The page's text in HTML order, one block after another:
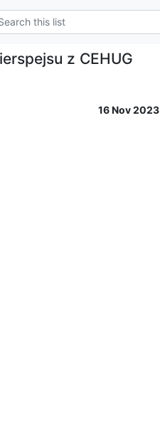
z CEHUG
16 Nov 2023